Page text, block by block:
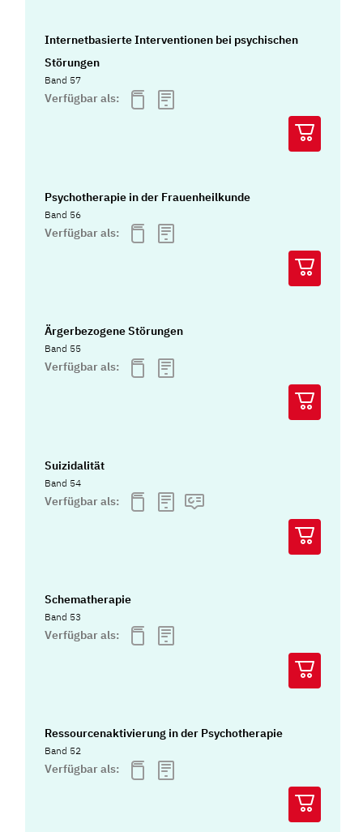
Internetbasierte Interventionen bei psychischen
Störungen
Band 57
Verfügbar als:
Psychotherapie in der Frauenheilkunde
Band 56
Verfügbar als:
Ärgerbezogene Störungen
Band 55
Verfügbar als:
Suizidalität
Band 54
Verfügbar als:
Schematherapie
Band 53
Verfügbar als:
Ressourcenaktivierung in der Psychotherapie
Band 52
Verfügbar als: